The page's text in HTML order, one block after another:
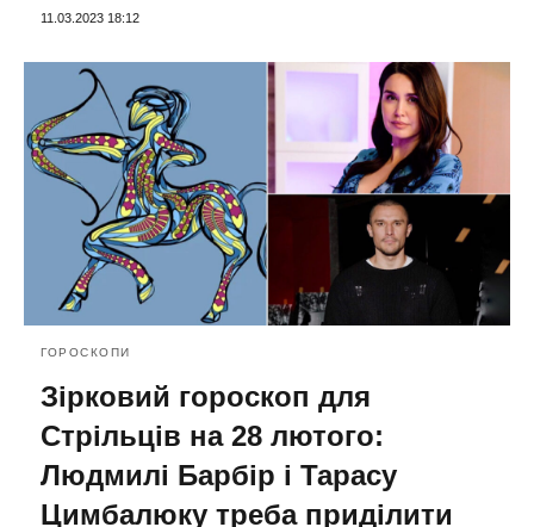
11.03.2023 18:12
ГОРОСКОПИ
Зірковий гороскоп для
Стрільців на 28 лютого:
Людмилі Барбір і Тарасу
Цимбалюку треба приділити